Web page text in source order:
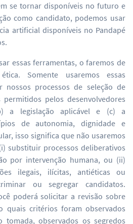
se tornar disponíveis no futuro e
como candidato, podemos usar
artificial disponíveis no Pandapé
essas ferramentas, o faremos de
Somente usaremos essas
nossos processos de seleção de
pelos desenvolvedores
a legislação aplicável e (c) a
de autonomia, dignidade e
isso significa que não usaremos
substituir processos deliberativos
por intervenção humana, ou (ii)
ilegais, ilícitas, antiéticas ou
ou segregar candidatos.
poderá solicitar a revisão sobre
quais critérios foram observados
observados os segredos